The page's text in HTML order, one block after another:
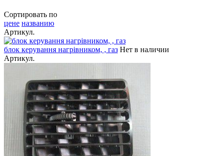
Сортировать по
цене названию
Артикул.
блок керування нагрівником, , газ Нет в наличии
Артикул.